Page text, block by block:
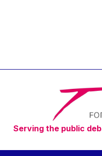
Timothy
Vaclav Klaus
Vassilios
Vítor Manuel
Viviane Reding
Walter Hagg
Serving the public